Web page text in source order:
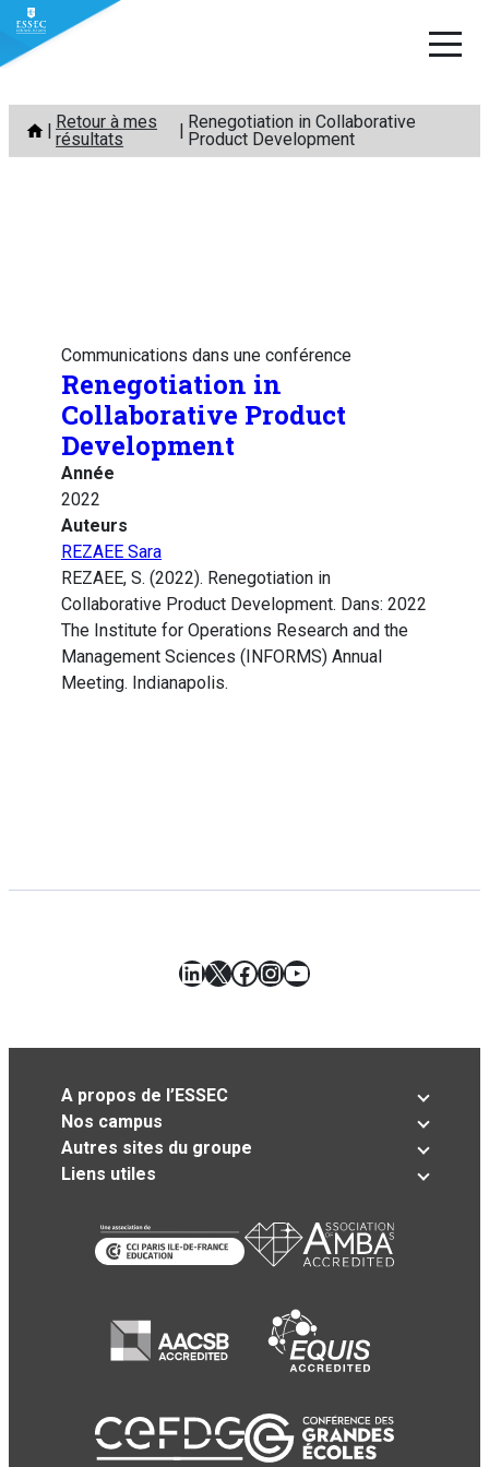
Aller
contenu
Retour à mes
résultats
Renegotiation in Collaborative
Product Development
Communications dans une conférence
Renegotiation in
Collaborative Product
Development
Année
2022
Auteurs
REZAEE Sara
REZAEE, S. (2022). Renegotiation in
Collaborative Product Development. Dans: 2022
The Institute for Operations Research and the
Management Sciences (INFORMS) Annual
Meeting. Indianapolis.
LinkedIn
X Facebook
Instagram
YouTube
A propos de l’ESSEC
Nos campus
Autres sites du groupe
Liens utiles